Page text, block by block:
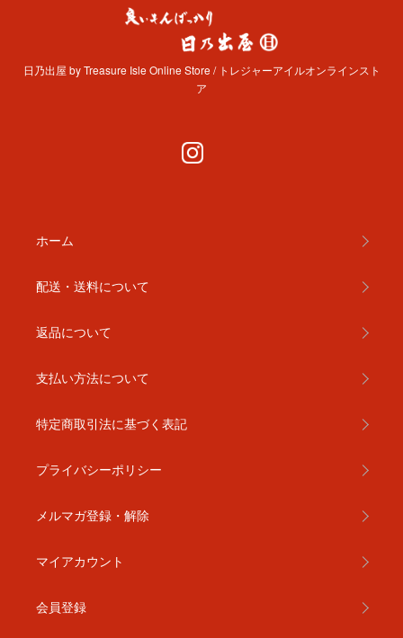
日乃出屋 by Treasure Isle Online Store / トレジャーアイルオンラインスト
ア
ホーム
配送・送料について
返品について
支払い方法について
特定商取引法に基づく表記
プライバシーポリシー
メルマガ登録・解除
マイアカウント
会員登録